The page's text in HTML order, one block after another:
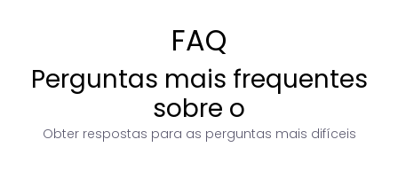
FAQ
Perguntas mais frequentes
sobre o
Obter respostas para as perguntas mais difíceis